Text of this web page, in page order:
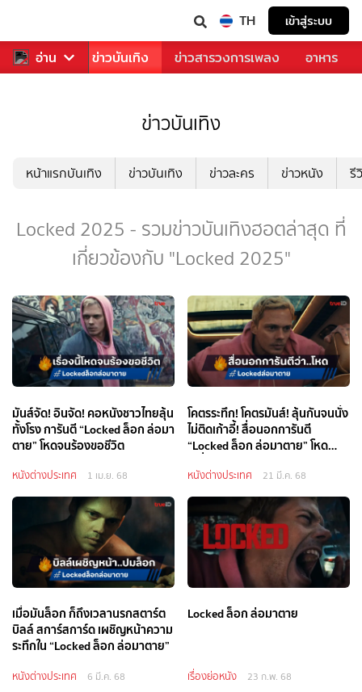
TH เข้าสู่ระบบ
อ่าน
ฬา ข่าว ข่าวบันเทิง ข่าวสารวงการเพลง อาหาร
ข่าวบันเทิง
หน้าแรกบันเทิง ข่าวบันเทิง ข่าวละคร ข่าวหนัง รี
Locked 2025 - รวมข่าวบันเทิงฮอตล่าสุด ที่
เกี่ยวข้องกับ "Locked 2025"
มันส์จัด! อินจัด! คอหนังชาวไทยลุ้น
ทั้งโรง การันตี “Locked ล็อก ล่อมา
ตาย” โหดจนร้องขอชีวิต
หนังต่างประเทศ 1 เม.ย. 68
โคตรระทึก! โคตรมันส์! ลุ้นกันจนนั่ง
ไม่ติดเก้าอี้! สื่อนอกการันตี
“Locked ล็อก ล่อมาตาย” โหด
หนังต่างประเทศ 21 มี.ค. 68
เมื่อมันล็อก ก็ถึงเวลานรกสตาร์ต
บิลล์ สการ์สการ์ด เผชิญหน้าความ
ระทึกใน “Locked ล็อก ล่อมาตาย”
หนังต่างประเทศ 6 มี.ค. 68
Locked ล็อก ล่อมาตาย
เรื่องย่อหนัง 23 ก.พ. 68